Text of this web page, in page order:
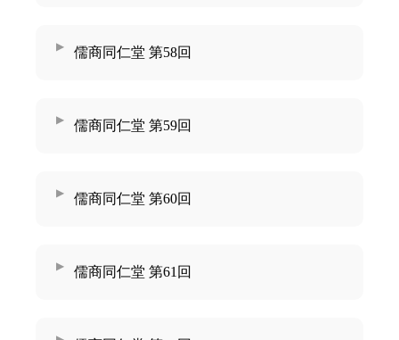
儒商同仁堂 第58回
儒商同仁堂 第59回
儒商同仁堂 第60回
儒商同仁堂 第61回